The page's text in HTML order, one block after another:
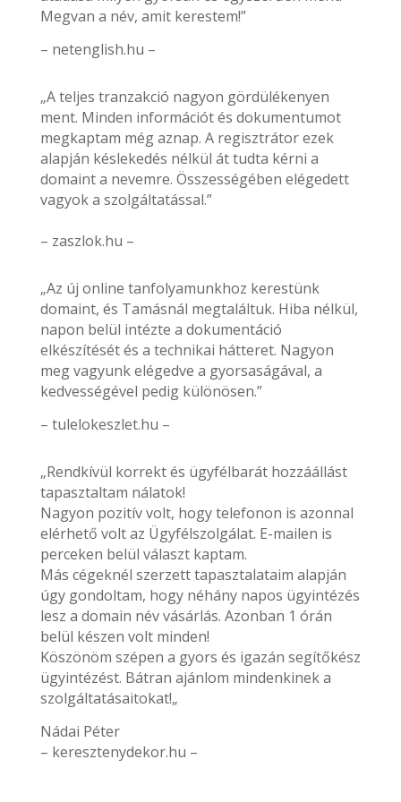
Megvan a név, amit kerestem!”
– netenglish.hu –
„A teljes tranzakció nagyon gördülékenyen
ment. Minden információt és dokumentumot
megkaptam még aznap. A regisztrátor ezek
alapján késlekedés nélkül át tudta kérni a
domaint a nevemre. Összességében elégedett
vagyok a szolgáltatással.”
– zaszlok.hu –
„Az új online tanfolyamunkhoz kerestünk
domaint, és Tamásnál megtaláltuk. Hiba nélkül,
napon belül intézte a dokumentáció
elkészítését és a technikai hátteret. Nagyon
meg vagyunk elégedve a gyorsaságával, a
kedvességével pedig különösen.”
– tulelokeszlet.hu –
„Rendkívül korrekt és ügyfélbarát hozzáállást
tapasztaltam nálatok!
Nagyon pozitív volt, hogy telefonon is azonnal
elérhető volt az Ügyfélszolgálat. E-mailen is
perceken belül választ kaptam.
Más cégeknél szerzett tapasztalataim alapján
úgy gondoltam, hogy néhány napos ügyintézés
lesz a domain név vásárlás. Azonban 1 órán
belül készen volt minden!
Köszönöm szépen a gyors és igazán segítőkész
ügyintézést. Bátran ajánlom mindenkinek a
szolgáltatásaitokat!„
Nádai Péter
– keresztenydekor.hu –